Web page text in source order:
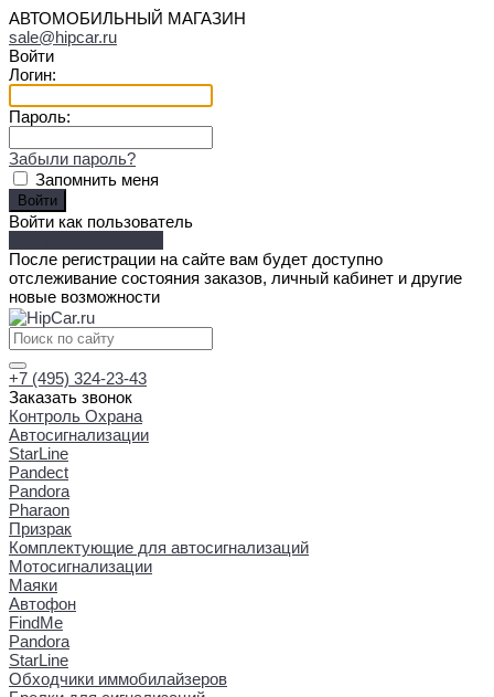
АВТОМОБИЛЬНЫЙ МАГАЗИН
sale@hipcar.ru
Войти
Логин:
Пароль:
Забыли пароль?
Запомнить меня
Войти как пользователь
После регистрации на сайте вам будет доступно
отслеживание состояния заказов, личный кабинет и другие
новые возможности
+7 (495) 324-23-43
Заказать звонок
Контроль Охрана
Автосигнализации
StarLine
Pandect
Pandora
Pharaon
Призрак
Комплектующие для автосигнализаций
Мотосигнализации
Маяки
Автофон
FindMe
Pandora
StarLine
Обходчики иммобилайзеров